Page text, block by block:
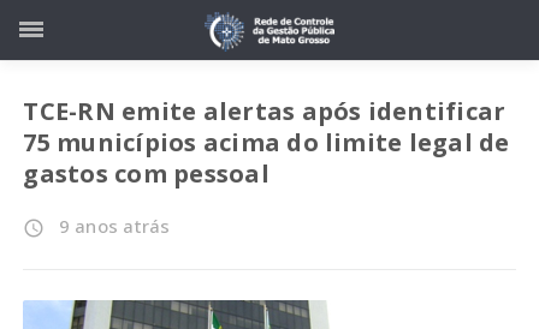
TCE-RN emite alertas após identificar
75 municípios acima do limite legal de
gastos com pessoal
access_time 9 anos atrás